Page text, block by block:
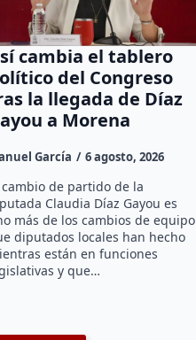
cambia el tablero
del Congreso
la llegada de Díaz
a Morena
García 6 agosto, 2026
cambio de partido de la
Claudia Díaz Gayou es
más de los cambios de equipo
diputados locales han hecho
están en funciones
y que…